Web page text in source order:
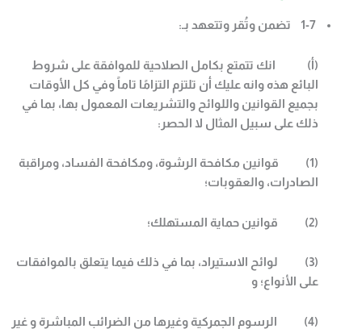
تضمن وتُقر وتتعهد بـ:
( أ) انك تتمتع بكامل الصلاحية للموافقة على شروط
البائع هذه وانه عليك أن تلتزم التزامًا تاماً وفي كل الأوقات
بجميع القوانين واللوائح والتشريعات المعمول بها، بما في
ذلك على سبيل المثال لا الحصر :
(1)
قوانين مكافحة الرشوة، ومكافحة الفساد، ومراقبة
الصادرات، والعقوبات؛
(2) قوانين حماية المستهلك؛
(3)
لوائح الاستيراد، بما في ذلك فيما يتعلق بالموافقات
على الأنواع؛ و
(4)
الرسوم الجمركية وغيرها من الضرائب المباشرة و غير